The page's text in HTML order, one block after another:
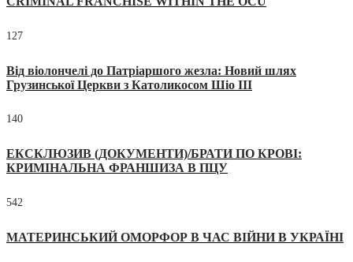
127
Від віолончелі до Патріаршого жезла: Новий шлях
Грузинської Церкви з Католикосом Шіо III
140
ЕКСКЛЮЗИВ (ДОКУМЕНТИ)/БРАТИ ПО КРОВІ:
КРИМІНАЛЬНА ФРАНШИЗА В ПЦУ
542
МАТЕРИНСЬКИЙ ОМОРФОР В ЧАС ВІЙНИ В УКРАЇНІ